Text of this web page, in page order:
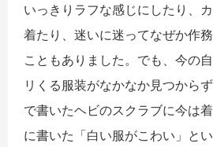
いっきりラフな感じにしたり、
着たり、迷いに迷ってなぜか作
こともありました。でも、今の
リくる服装がなかなか見つから
で書いたヘビのスクラブに今は
に書いた「白い服がこわい」と